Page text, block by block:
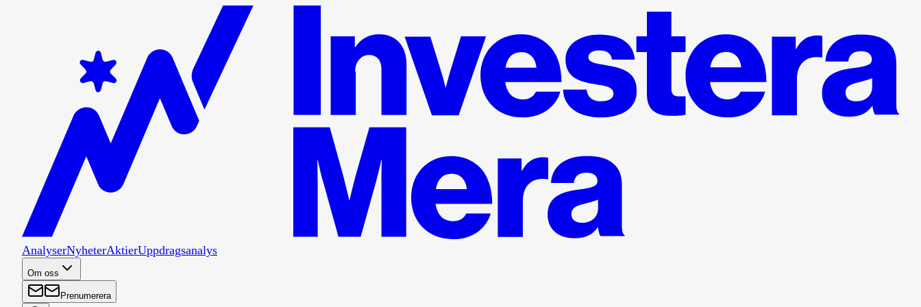
AnalyserNyheterAktierUppdragsanalys
Om oss
Prenumerera